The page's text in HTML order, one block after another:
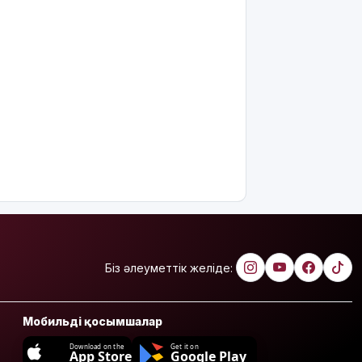
Біз әлеуметтік желіде:
Мобильді қосымшалар
Download on the
App Store
Get it on
Google Play